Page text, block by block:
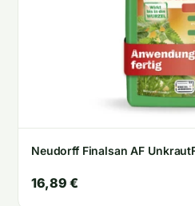
Neudorff Finalsan AF
16,89 €